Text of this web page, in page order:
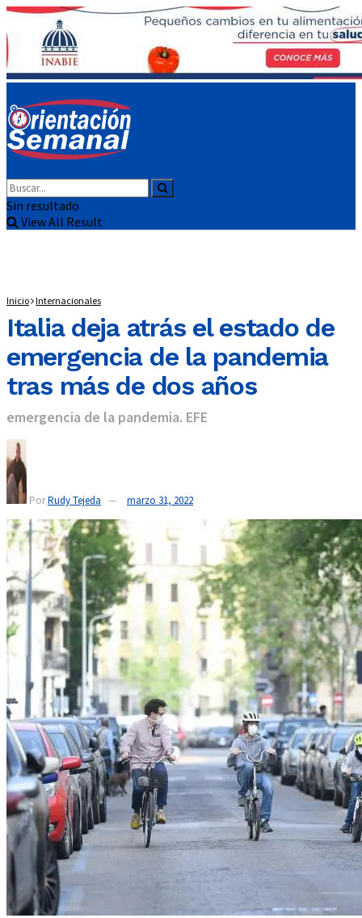
Sin resultado
View All Result
Inicio Internacionales
Italia deja atrás el estado de
emergencia de la pandemia
tras más de dos años
emergencia de la pandemia. EFE
PorRudy Tejeda marzo 31, 2022